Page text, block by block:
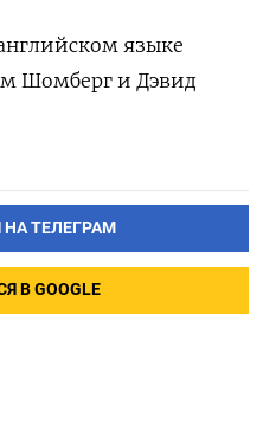
языке
‌Шомберг и Дэвид
ТЕЛЕГРАМ
В GOOGLE